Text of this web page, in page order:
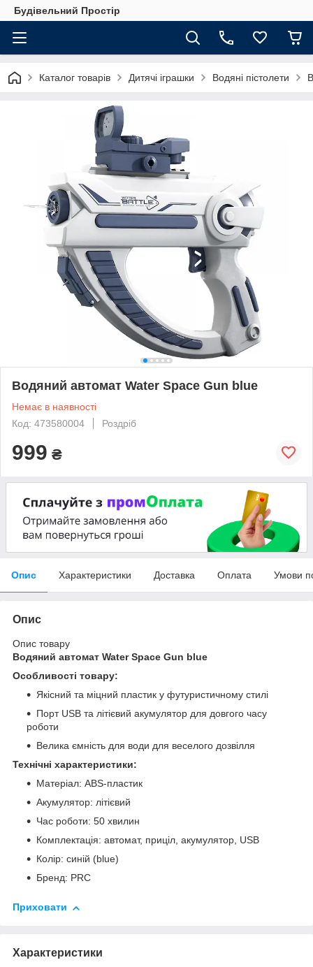
Будівельний Простір
Каталог товарів Дитячі іграшки Водяні пістолети
Водяний автомат Water Space Gun blue
Немає в наявності
Код: 473580004
Роздріб
999 ₴
Опис Характеристики Доставка Оплата Умови
Опис
Опис товару
Водяний автомат Water Space Gun blue
Особливості товару:
Якісний та міцний пластик у футуристичному стилі
Порт USB та літієвий акумулятор для довгого часу
роботи
Велика ємність для води для веселого дозвілля
Технічні характеристики:
Матеріал: ABS-пластик
Акумулятор: літієвий
Час роботи: 50 хвилин
Комплектація: автомат, приціл, акумулятор, USB
Колір: синій (blue)
Бренд: PRC
Приховати
Характеристики